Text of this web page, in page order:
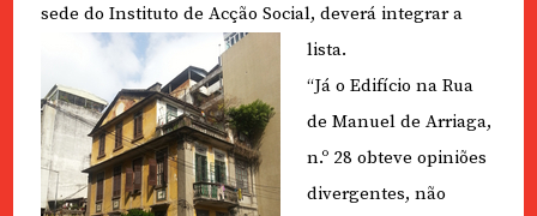
sede do Instituto de Acção Social, deverá integrar a
lista.
“Já o Edifício na Rua
de Manuel de Arriaga,
n.º 28 obteve opiniões
divergentes, não